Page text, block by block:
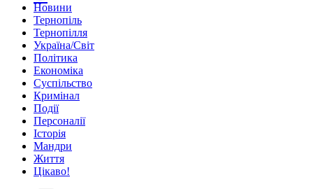
Новини
Тернопіль
Тернопілля
Україна/Світ
Політика
Економіка
Суспільство
Кримінал
Події
Персоналії
Історія
Мандри
Життя
Цікаво!